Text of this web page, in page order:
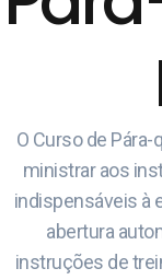
O Curso de
ministrar aos
indispensáveis à
abertura
instruções de